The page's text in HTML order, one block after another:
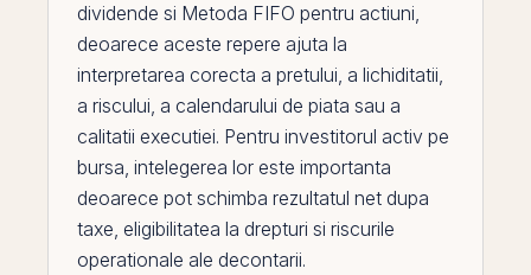
dividende si Metoda FIFO pentru actiuni,
deoarece aceste repere ajuta la
interpretarea corecta a pretului, a lichiditatii,
a riscului, a calendarului de piata sau a
calitatii executiei. Pentru investitorul activ pe
bursa, intelegerea lor este importanta
deoarece pot schimba rezultatul net dupa
taxe, eligibilitatea la drepturi si riscurile
operationale ale decontarii.